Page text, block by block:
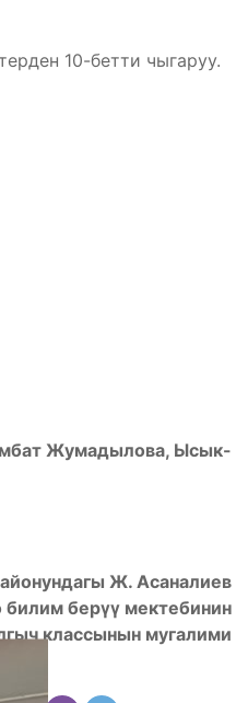
10-бетти чыгаруу.
Жумадылова, Ысык-
Ж. Асаналиев
берүү мектебинин
классынын мугалими